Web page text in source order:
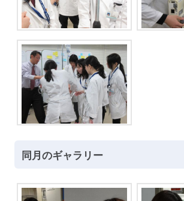
同月のギャラリー